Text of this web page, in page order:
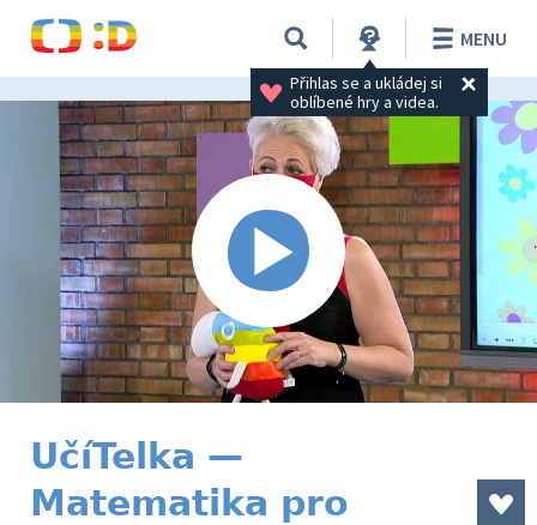
Přihlas se a ukládej si
oblíbené hry a videa.
MENU
UčíTelka —
Matematika pro